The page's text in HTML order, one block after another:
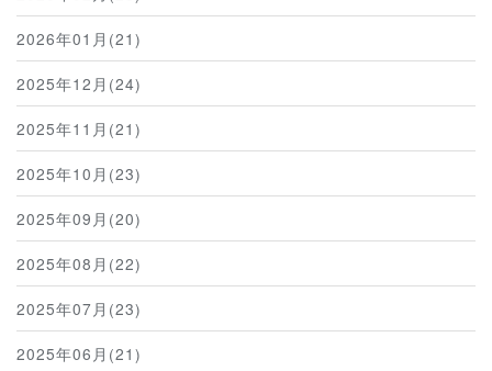
2026年01月(21)
2025年12月(24)
2025年11月(21)
2025年10月(23)
2025年09月(20)
2025年08月(22)
2025年07月(23)
2025年06月(21)